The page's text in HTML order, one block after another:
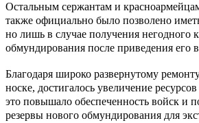
Остальным сержантам и
также официально было позволено
но лишь в случае получения негодного
обмундирования после приведения его
Благодаря широко развернутому
носке, достигалось увеличение
это повышало обеспеченность войск и
резервы нового обмундирования для